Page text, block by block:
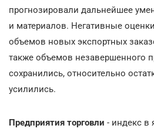
прогнозировали дальнейшее
и материалов. Негативные
объемов новых экспортных
также объемов незавершенного
сохранились, относительно
усилились.
Предприятия торговли - индекс в